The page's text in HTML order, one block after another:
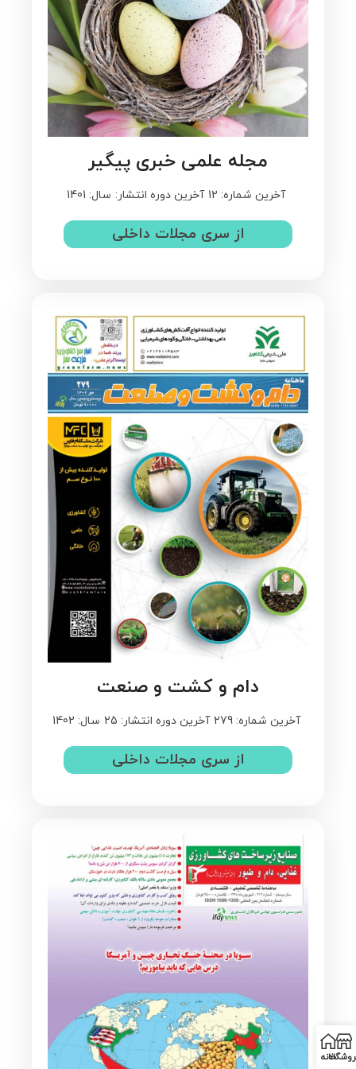
مجله علمی خبری پیگیر
آخرین شماره: 12 آخرین دوره انتشار: سال: 1401
از سری مجلات داخلی
دام و کشت و صنعت
آخرین شماره: 279 آخرین دوره انتشار: 25 سال: 1402
از سری مجلات داخلی
خانه